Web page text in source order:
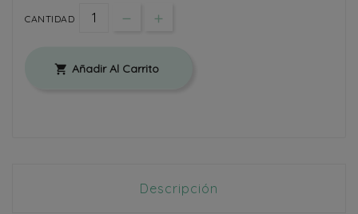
CANTIDAD
 Añadir Al Carrito
Descripción